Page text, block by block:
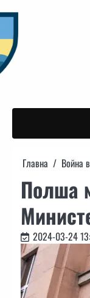
to
content
Главна Война
Полша
2024-03-24